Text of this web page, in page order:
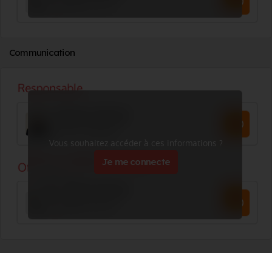
Communication
Vous souhaitez accéder à ces informations ?
Je me connecte